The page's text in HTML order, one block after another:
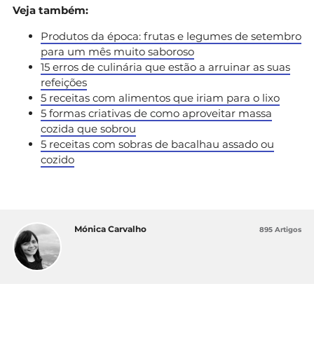
Veja também:
Produtos da época: frutas e legumes de setembro
para um mês muito saboroso
15 erros de culinária que estão a arruinar as suas
refeições
5 receitas com alimentos que iriam para o lixo
5 formas criativas de como aproveitar massa
cozida que sobrou
5 receitas com sobras de bacalhau assado ou
cozido
Mónica Carvalho 895 Artigos